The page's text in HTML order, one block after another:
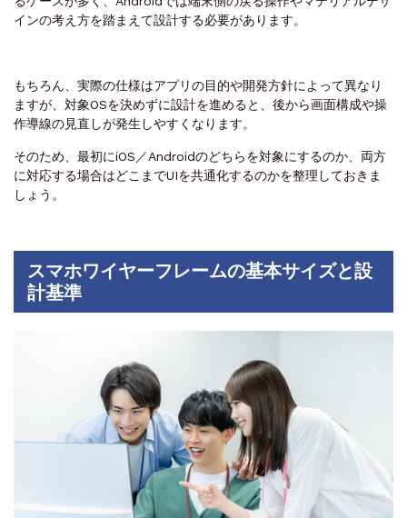
インの考え方を踏まえて設計する必要があります。
もちろん、実際の仕様はアプリの目的や開発方針によって異なり
ますが、対象OSを決めずに設計を進めると、後から画面構成や操
作導線の見直しが発生しやすくなります。
そのため、最初にiOS／Androidのどちらを対象にするのか、両方
に対応する場合はどこまでUIを共通化するのかを整理しておきま
しょう。
スマホワイヤーフレームの基本サイズと設
計基準